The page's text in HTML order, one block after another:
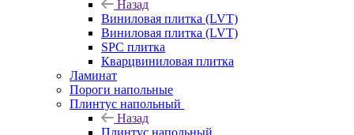
Назад
Виниловая плитка (LVT)
Виниловая плитка (LVT)
SPC плитка
Кварцвиниловая плитка
Ламинат
Пороги напольные
Плинтус напольный
Назад
Плинтус напольный